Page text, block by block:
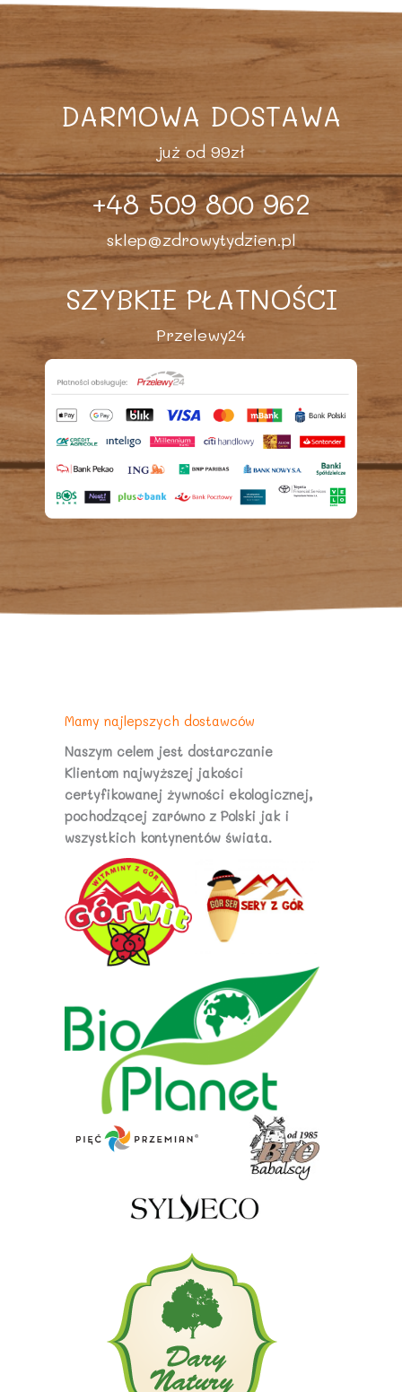
DARMOWA DOSTAWA
już od 99zł
+48 509 800 962
sklep@zdrowytydzien.pl
SZYBKIE PŁATNOŚCI
Przelewy24
Mamy najlepszych dostawców
Naszym celem jest dostarczanie
Klientom najwyższej jakości
certyfikowanej żywności ekologicznej,
pochodzącej zarówno z Polski jak i
wszystkich kontynentów świata.